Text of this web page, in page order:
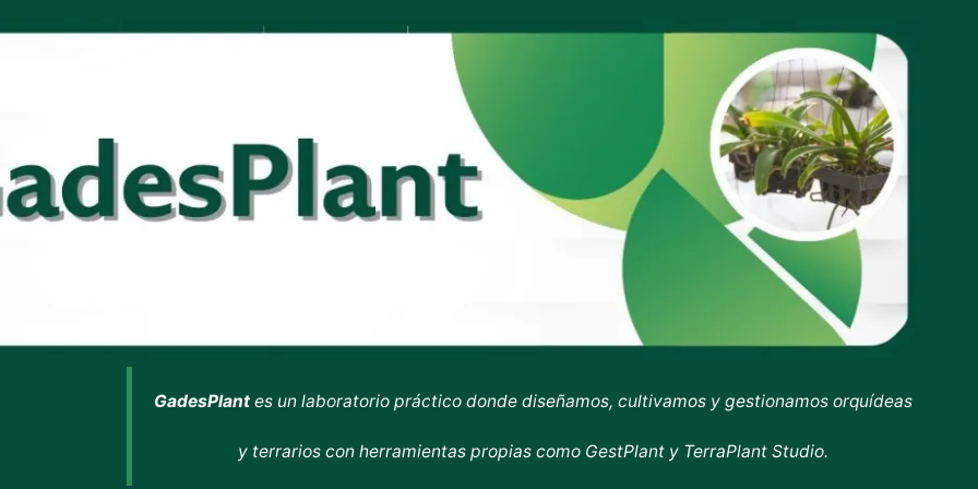
GadesPlant es un laboratorio práctico donde diseñamos, cultivamos y gestionamos orquídeas
y terrarios con herramientas propias como GestPlant y TerraPlant Studio.